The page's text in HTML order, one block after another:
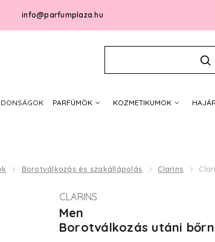
info@parfumplaza.hu
PARFÜMÖK KOZMETIKUMOK
Borotválkozás és szakállápolás Clarins
CLARINS
Men
Borotválkozás utáni